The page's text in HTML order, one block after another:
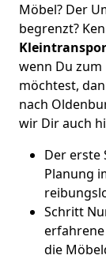
Möbel? Der
begrenzt?
wenn Du
möchtest,
nach
wir Dir auch
Der erste
Planung
Schritt
erfahrene
die